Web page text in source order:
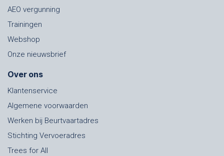
AEO vergunning
Trainingen
Webshop
Onze nieuwsbrief
Over ons
Klantenservice
Algemene voorwaarden
Werken bij Beurtvaartadres
Stichting Vervoeradres
Trees for All